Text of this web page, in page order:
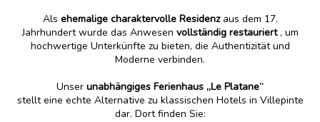
Als ehemalige charaktervolle Residenz aus dem 17.
Jahrhundert wurde das Anwesen vollständig restauriert, um
hochwertige Unterkünfte zu bieten, die Authentizität und
Moderne verbinden.
Unser unabhängiges Ferienhaus „Le Platane“
stellt eine echte Alternative zu klassischen Hotels in Villepinte
dar. Dort finden Sie: